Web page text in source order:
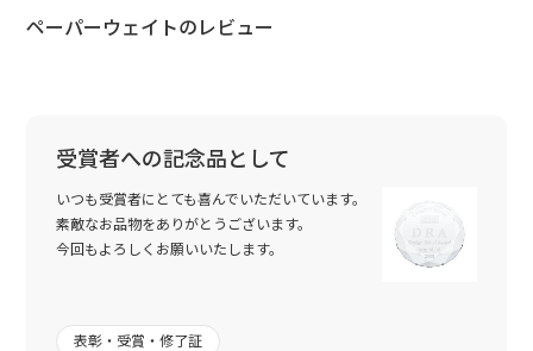
ペーパーウェイトのレビュー
受賞者への記念品として
いつも受賞者にとても喜んでいただいています。
素敵なお品物をありがとうございます。
今回もよろしくお願いいたします。
表彰・受賞・修了証